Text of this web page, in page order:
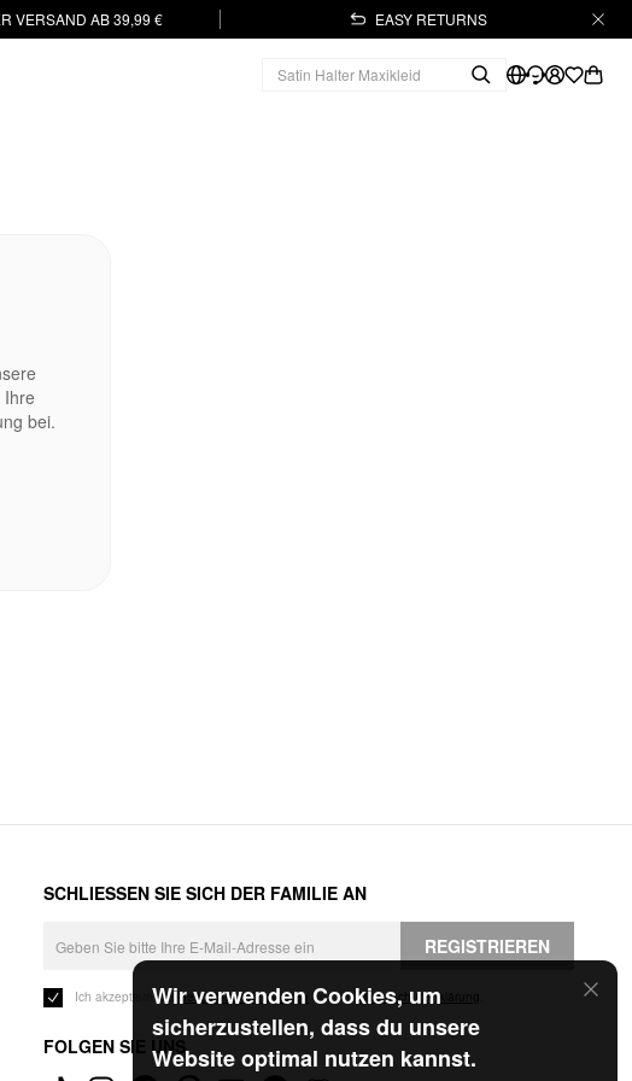
VERSAND AB 39,99 € EASY RETURNS
Wir verwenden Cookies, um
sicherzustellen, dass du unsere
Website optimal nutzen kannst.
bei.
SCHLIESSEN SIE SICH DER FAMILIE AN
REGISTRIEREN
Ich akzeptiere dieGeschäftsbedingungen und die Datenschutzerklärung
FOLGEN SIE UNS